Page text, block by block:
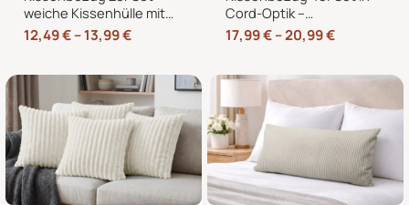
weiche Kissenhülle mit
Hotelverschluss,
zweifarbig, ohne Füllung
12,49€–13,99€
Cord-Optik –
Zierkissenbezüge ohne
Reißverschluss mit
45×45 und 50×50 cm
17,99€–20,99€